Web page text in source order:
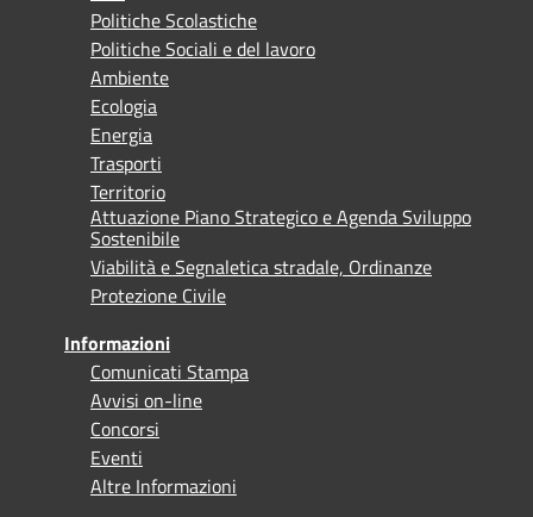
Politiche Scolastiche
Politiche Sociali e del lavoro
Ambiente
Ecologia
Energia
Trasporti
Territorio
Attuazione Piano Strategico e Agenda Sviluppo
Sostenibile
Viabilità e Segnaletica stradale, Ordinanze
Protezione Civile
Informazioni
Comunicati Stampa
Avvisi on-line
Concorsi
Eventi
Altre Informazioni